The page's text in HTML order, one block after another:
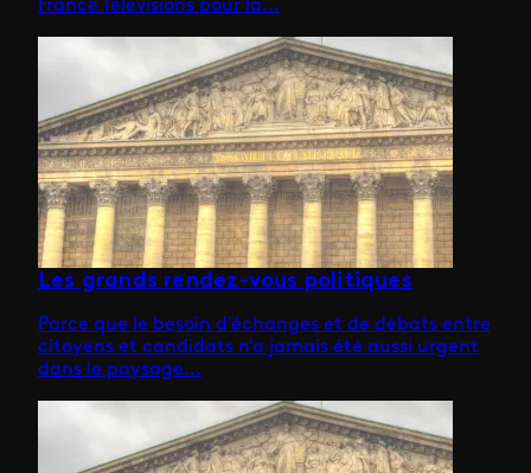
France Télévisions pour la...
Les grands rendez-vous politiques
Parce que le besoin d'échanges et de débats entre
citoyens et candidats n'a jamais été aussi urgent
dans le paysage...